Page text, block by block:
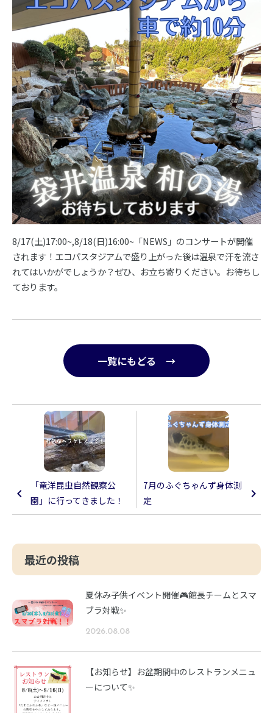
8/17(土)17:00~,8/18(日)16:00~「NEWS」のコンサートが開催
されます！エコパスタジアムで盛り上がった後は温泉で汗を流さ
れてはいかがでしょうか？ぜひ、お立ち寄りください。お待ちし
ております。
一覧にもどる →
「竜洋昆虫自然観察公
園」に行ってきました！
7月のふぐちゃんず身体測
定
最近の投稿
夏休み子供イベント開催🎮館長チームとスマ
ブラ対戦✨
2026.08.08
【お知らせ】お盆期間中のレストランメニュ
ーについて✨